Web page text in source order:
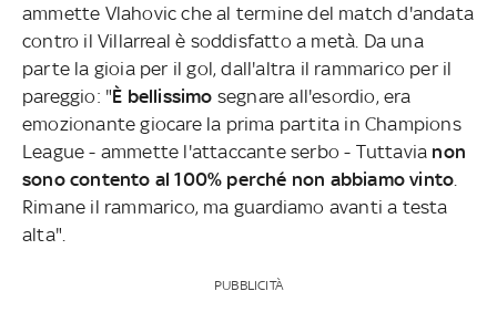
ammette Vlahovic che al termine del match d'andata
contro il Villarreal è soddisfatto a metà. Da una
parte la gioia per il gol, dall'altra il rammarico per il
pareggio: "È bellissimo segnare all'esordio, era
emozionante giocare la prima partita in Champions
League - ammette l'attaccante serbo - Tuttavia non
sono contento al 100% perché non abbiamo vinto
Rimane il rammarico, ma guardiamo avanti a testa
alta".
PUBBLICITÀ